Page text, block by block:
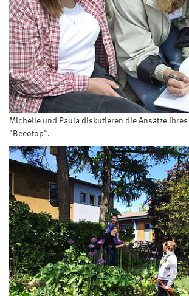
Michelle und Paula diskutieren die Ansätze ihres
"Beeotop".